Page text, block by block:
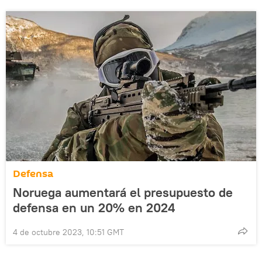
Defensa
Noruega aumentará el presupuesto de
defensa en un 20% en 2024
4 de octubre 2023, 10:51 GMT